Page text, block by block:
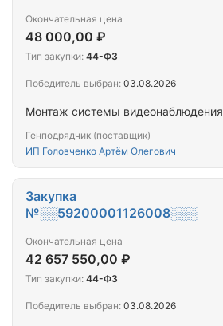
Монтаж системы видеонаблюдения
Генподрядчик (поставщик)
ИП Головченко Артём Олегович
Окончательная цена
48 000,00 ₽
Тип закупки: 44-ФЗ
Победитель выбран: 03.08.2026
Закупка
№░░59200001126008░░░
Окончательная цена
42 657 550,00 ₽
Тип закупки: 44-ФЗ
Победитель выбран: 03.08.2026